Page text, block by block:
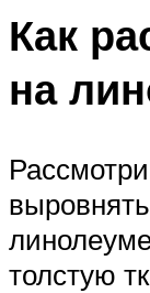
Как
на
толстую